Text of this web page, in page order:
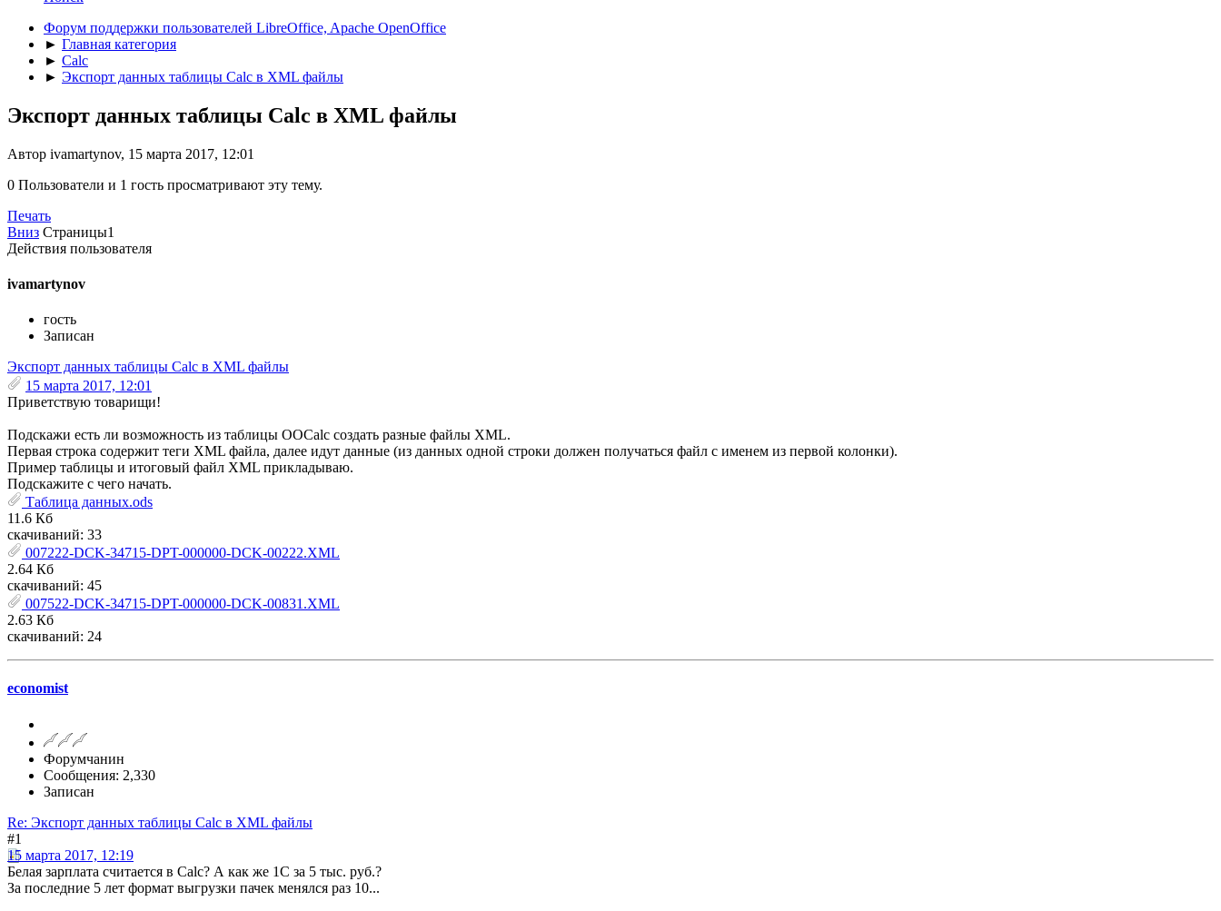
Форум поддержки пользователей LibreOffice, Apache OpenOffice
► Главная категория
► Calc
► Экспорт данных таблицы Calc в XML файлы
Экспорт данных таблицы Calc в XML файлы
Автор ivamartynov, 15 марта 2017, 12:01
0 Пользователи и 1 гость просматривают эту тему.
Печать
Вниз Страницы1
Действия пользователя
ivamartynov
гость
Записан
Экспорт данных таблицы Calc в XML файлы
15 марта 2017, 12:01
Приветствую товарищи!
Подскажи есть ли возможность из таблицы OOCalc создать разные файлы XML.
Первая строка содержит теги XML файла, далее идут данные (из данных одной строки должен получаться файл с именем из первой колонки).
Пример таблицы и итоговый файл XML прикладываю.
Подскажите с чего начать.
Таблица данных.ods
11.6 Кб
скачиваний: 33
007222-DCK-34715-DPT-000000-DCK-00222.XML
2.64 Кб
скачиваний: 45
007522-DCK-34715-DPT-000000-DCK-00831.XML
2.63 Кб
скачиваний: 24
economist
Форумчанин
Сообщения: 2,330
Записан
Re: Экспорт данных таблицы Calc в XML файлы
#1
15 марта 2017, 12:19
Белая зарплата считается в Calc? А как же 1С за 5 тыс. руб.?
За последние 5 лет формат выгрузки пачек менялся раз 10...